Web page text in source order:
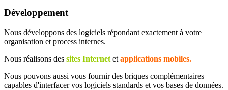
Développement
Nous développons des logiciels répondant exactement à votre
organisation et process internes.
Nous réalisons des sites Internet et applications mobiles.
Nous pouvons aussi vous fournir des briques complémentaires
capables d'interfacer vos logiciels standards et vos bases de données.